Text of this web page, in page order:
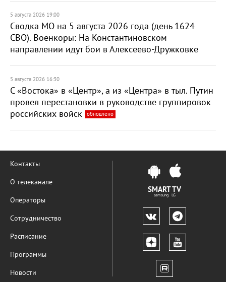
5 августа 2026 19:00
Сводка МО на 5 августа 2026 года (день 1624
СВО). Военкоры: На Константиновском
направлении идут бои в Алексеево-Дружковке
5 августа 2026 16:30
С «Востока» в «Центр», а из «Центра» в тыл. Путин
провел перестановки в руководстве группировок
российских войск
обновлено
Контакты
О телеканале
Операторы
Сотрудничество
Расписание
Программы
Новости
SMART TV
samsung LG